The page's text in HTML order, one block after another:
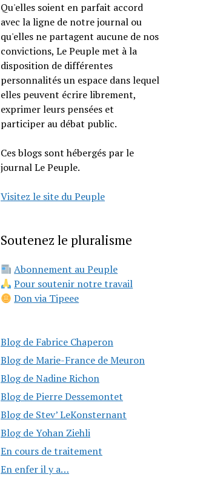
Qu'elles soient en parfait accord
avec la ligne de notre journal ou
qu'elles ne partagent aucune de nos
convictions, Le Peuple met à la
disposition de différentes
personnalités un espace dans lequel
elles peuvent écrire librement,
exprimer leurs pensées et
participer au débat public.
Ces blogs sont hébergés par le
journal Le Peuple.
Visitez le site du Peuple
Soutenez le pluralisme
Abonnement au Peuple
Pour soutenir notre travail
Don via Tipeee
Blog de Fabrice Chaperon
Blog de Marie-France de Meuron
Blog de Nadine Richon
Blog de Pierre Dessemontet
Blog de Stev’ LeKonsternant
Blog de Yohan Ziehli
En cours de traitement
En enfer il y a…